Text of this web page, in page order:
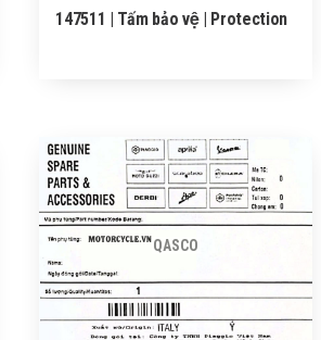
147511 | Tấm bảo vệ | Protection
QASCO